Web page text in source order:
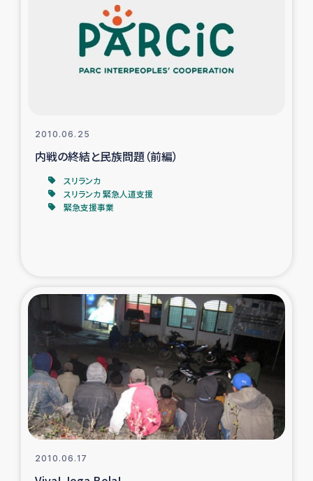
タイ国境ミャンマー移民子ども支援
漁民によるマングローブ植林活動
レバノンでのシリア難民への教育支援事業
レバノンでのシリア難民・レバノン人への農業支援
石巻市街地在宅被災者支援
復興応援隊の活動
仮設住宅生活支援・農業復興支援
漁業復興支援
2010.06.25
内戦の終結と民族問題（前編）
スリランカ
スリランカ 緊急人道支援
緊急支援事業
2010.06.17